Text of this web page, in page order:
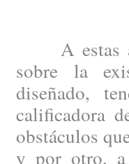
A estas
sobre la
diseñado,
calificadora
obstáculos
y por otro, a